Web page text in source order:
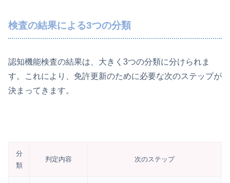
検査の結果による3つの分類
認知機能検査の結果は、大きく3つの分類に分けられま
す。これにより、免許更新のために必要な次のステップが
決まってきます。
分
類
判定内容 次のステップ